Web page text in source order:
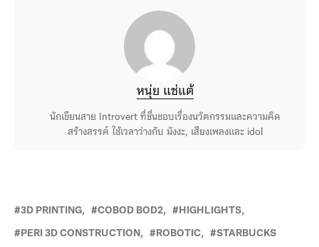
หนุ่ย แซ่แต้
นักเขียนสาย Introvert ที่ชื่นชอบเรื่องนวัตกรรมและความคิด
สร้างสรรค์ ใช้เวลาว่างกับ มังงะ, เสียงเพลงและ idol
3D PRINTING COBOD BOD2 HIGHLIGHTS
PERI 3D CONSTRUCTION ROBOTIC STARBUCKS